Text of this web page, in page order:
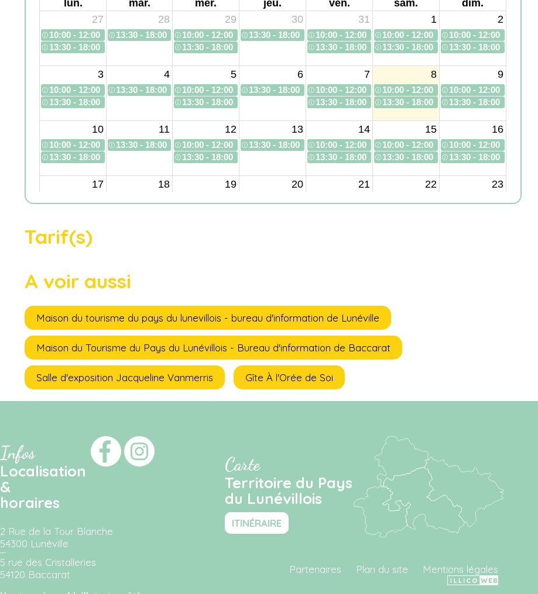
Tarif(s)
A voir aussi
Maison du tourisme du pays du lunevillois - bureau d'information de Lunéville
Maison du Tourisme du Pays du Lunévillois - Bureau d'information de Baccarat
Salle d'exposition Jacqueline Vanmerris Gîte À l'Orée de Soi
Infos
Localisation
&
horaires
2 Rue de la Tour Blanche
54300 Lunéville
5 rue des Cristalleries
54120 Baccarat
Carte
Territoire du Pays
du Lunévillois
ITINÉRAIRE
Partenaires Plan du site Mentions légales